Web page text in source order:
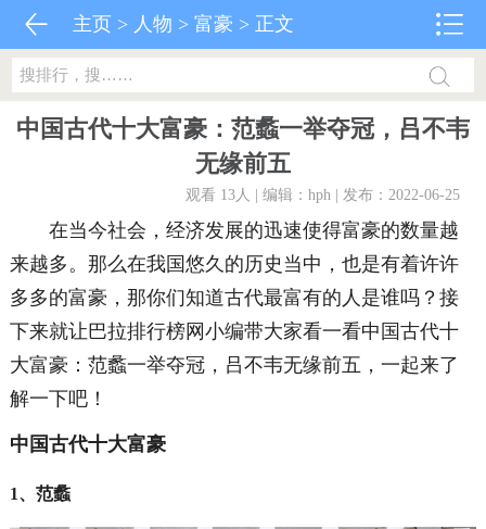
主页 > 人物 >富豪 > 正文
中国古代十大富豪：范蠡一举夺冠，吕不韦
无缘前五
观看 13人 | 编辑：hph | 发布：2022-06-25
在当今社会，经济发展的迅速使得富豪的数量越
来越多。那么在我国悠久的历史当中，也是有着许许
多多的富豪，那你们知道古代最富有的人是谁吗？接
下来就让巴拉排行榜网小编带大家看一看中国古代十
大富豪：范蠡一举夺冠，吕不韦无缘前五，一起来了
解一下吧！
中国古代十大富豪
1、范蠡